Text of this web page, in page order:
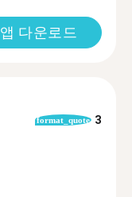
앱 다운로드
format_quote 3